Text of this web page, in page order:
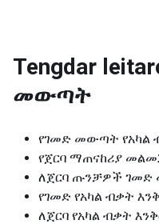
Tengdar
መውጣት
የገመድ መውጣት የአካል
የጀርባ ማጠናከሪያ
ለጀርባ ጡንቻዎች
የገመድ የአካል ብቃት
ለጀርባ የአካል ብቃት